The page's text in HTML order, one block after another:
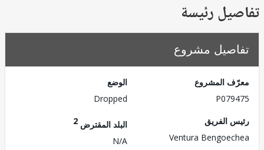
رئيسة
مشروع
المشروع
Dropped
الفريق
Ventura
البلد المقترض